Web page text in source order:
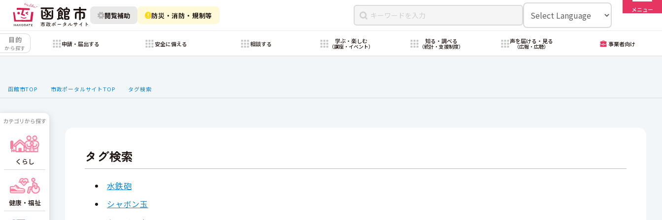
閲覧補助 防災・消防・規制等
メニュー
目的
から探す
申請・届出する 安全に備える 相談する 学ぶ・楽しむ
（講座・イベント）
知る・調べる
（統計・支援制度）
声を届ける・見る
（広報・広聴） 事業者向け
函館市TOP 市政ポータルサイトTOP タグ検索
タグ検索
水鉄砲
シャボン玉
カテゴリから探す
くらし
健康・福祉